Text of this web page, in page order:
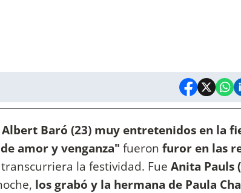
Albert Baró (23) muy entretenidos en la
amor y venganza" fueron furor en las
la festividad. Fue Anita Pauls
los grabó y la hermana de Paula